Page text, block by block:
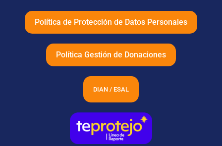
Política de Protección de Datos Personales
Política Gestión de Donaciones
DIAN / ESAL